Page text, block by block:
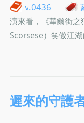
v.0436
演來看，《華爾街
Scorsese）笑傲江湖
遲來的守護